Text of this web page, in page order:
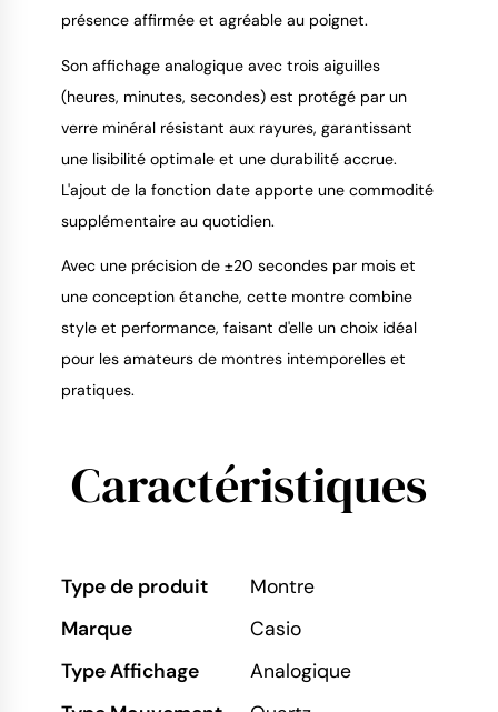
présence affirmée et agréable au poignet.
Son affichage analogique avec trois aiguilles
(heures, minutes, secondes) est protégé par un
verre minéral résistant aux rayures, garantissant
une lisibilité optimale et une durabilité accrue.
L'ajout de la fonction date apporte une commodité
supplémentaire au quotidien.
Avec une précision de ±20 secondes par mois et
une conception étanche, cette montre combine
style et performance, faisant d'elle un choix idéal
pour les amateurs de montres intemporelles et
pratiques.
Caractéristiques
Type de produit
Montre
Marque
Casio
Type Affichage
Analogique